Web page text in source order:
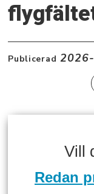
Publicerad
Vill
Redan